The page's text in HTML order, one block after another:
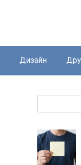
Дизайн